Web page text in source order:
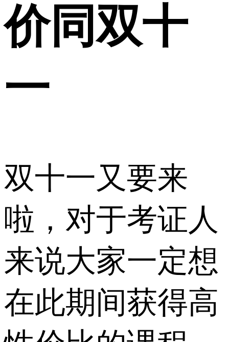
价同双十
一
双十一又要来
啦，对于考证人
来说大家一定想
在此期间获得高